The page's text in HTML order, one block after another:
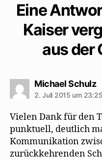
Eine
Kaiser
aus der
Michael Schulz
2. Juli 2015 um
Vielen Dank für den
punktuell, deutlich
Kommunikation
zurückkehrenden